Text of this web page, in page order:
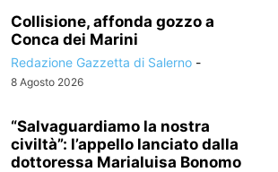
Collisione, affonda gozzo a
Conca dei Marini
Redazione Gazzetta di Salerno -
8 Agosto 2026
“Salvaguardiamo la nostra
civiltà”: l’appello lanciato dalla
dottoressa Marialuisa Bonomo